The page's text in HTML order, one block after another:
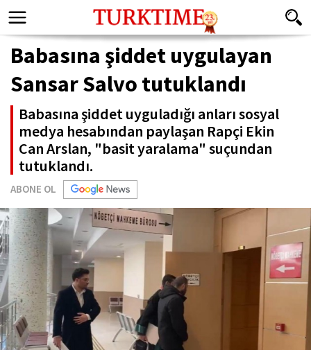
Babasına şiddet uygulayan
Sansar Salvo tutuklandı
Babasına şiddet uyguladığı anları sosyal
medya hesabından paylaşan Rapçi Ekin
Can Arslan, "basit yaralama" suçundan
tutuklandı.
ABONE OL